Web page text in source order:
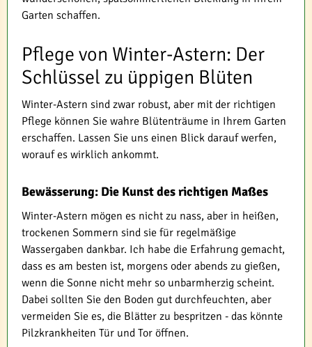
Garten schaffen.
Pflege von Winter-Astern: Der
Schlüssel zu üppigen Blüten
Winter-Astern sind zwar robust, aber mit der richtigen
Pflege können Sie wahre Blütenträume in Ihrem Garten
erschaffen. Lassen Sie uns einen Blick darauf werfen,
worauf es wirklich ankommt.
Bewässerung: Die Kunst des richtigen Maßes
Winter-Astern mögen es nicht zu nass, aber in heißen,
trockenen Sommern sind sie für regelmäßige
Wassergaben dankbar. Ich habe die Erfahrung gemacht,
dass es am besten ist, morgens oder abends zu gießen,
wenn die Sonne nicht mehr so unbarmherzig scheint.
Dabei sollten Sie den Boden gut durchfeuchten, aber
vermeiden Sie es, die Blätter zu bespritzen - das könnte
Pilzkrankheiten Tür und Tor öffnen.